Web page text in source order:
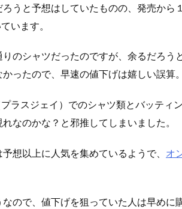
うと予想はしていたものの、発売から
います。
のシャツだったのですが、余るだろう
ったので、早速の値下げは嬉しい誤算。
ラスジェイ）でのシャツ類とバッティ
なのかな？と邪推してしまいました。
想以上に人気を集めているようで、 オ
ので、値下げを狙っていた人は早めに